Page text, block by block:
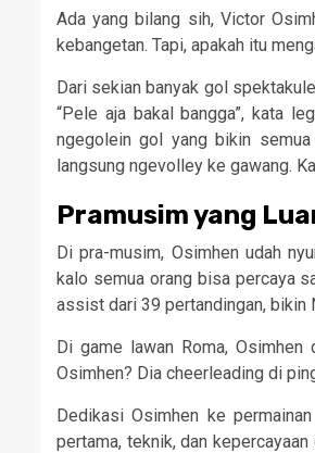
Ada yang bilang sih, Victor
kebangetan. Tapi, apakah itu
Dari sekian banyak gol
“Pele aja bakal bangga”, kata
ngegolein gol yang bikin
langsung ngevolley ke gawang.
Pramusim yang
Di pra-musim, Osimhen udah
kalo semua orang bisa percaya
assist dari 39 pertandingan, bikin
Di game lawan Roma,
Osimhen? Dia cheerleading di
Dedikasi Osimhen ke
pertama, teknik, dan